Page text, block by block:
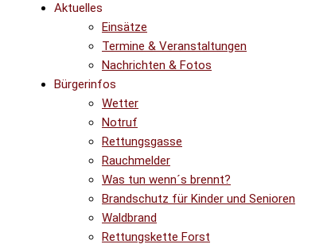
Aktuelles
Einsätze
Termine & Veranstaltungen
Nachrichten & Fotos
Bürgerinfos
Wetter
Notruf
Rettungsgasse
Rauchmelder
Was tun wenn´s brennt?
Brandschutz für Kinder und Senioren
Waldbrand
Rettungskette Forst